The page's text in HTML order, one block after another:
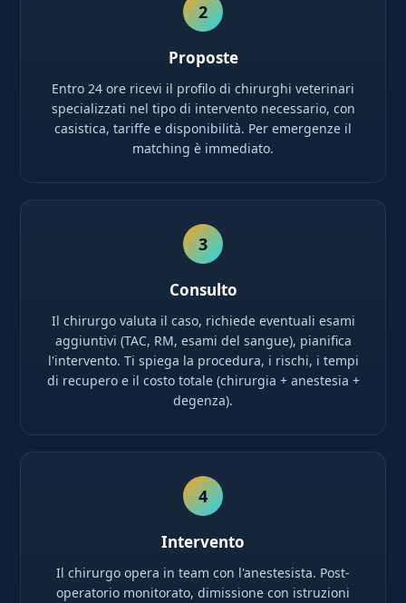
2
Proposte
Entro 24 ore ricevi il profilo di chirurghi veterinari
specializzati nel tipo di intervento necessario, con
casistica, tariffe e disponibilità. Per emergenze il
matching è immediato.
3
Consulto
Il chirurgo valuta il caso, richiede eventuali esami
aggiuntivi (TAC, RM, esami del sangue), pianifica
l'intervento. Ti spiega la procedura, i rischi, i tempi
di recupero e il costo totale (chirurgia + anestesia +
degenza).
4
Intervento
Il chirurgo opera in team con l'anestesista. Post-
operatorio monitorato, dimissione con istruzioni